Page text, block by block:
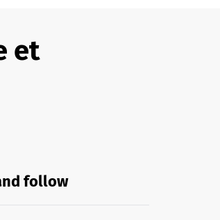
et
follow